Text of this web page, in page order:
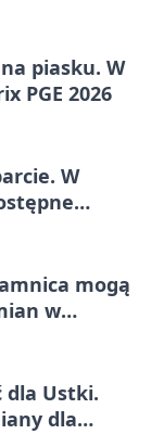
piasku. W
PGE 2026
W
mogą
w
dla Ustki.
dla